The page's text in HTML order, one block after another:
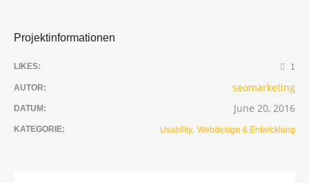
Projektinformationen
LIKES: 1
AUTOR: seomarketing
DATUM: June 20, 2016
KATEGORIE: Usability, Webdesign & Entwicklung